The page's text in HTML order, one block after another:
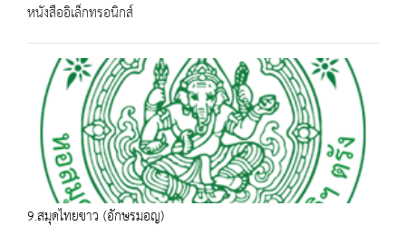
หนังสืออิเล็กทรอนิกส์
9.สมุดไทยขาว (อักษรมอญ)